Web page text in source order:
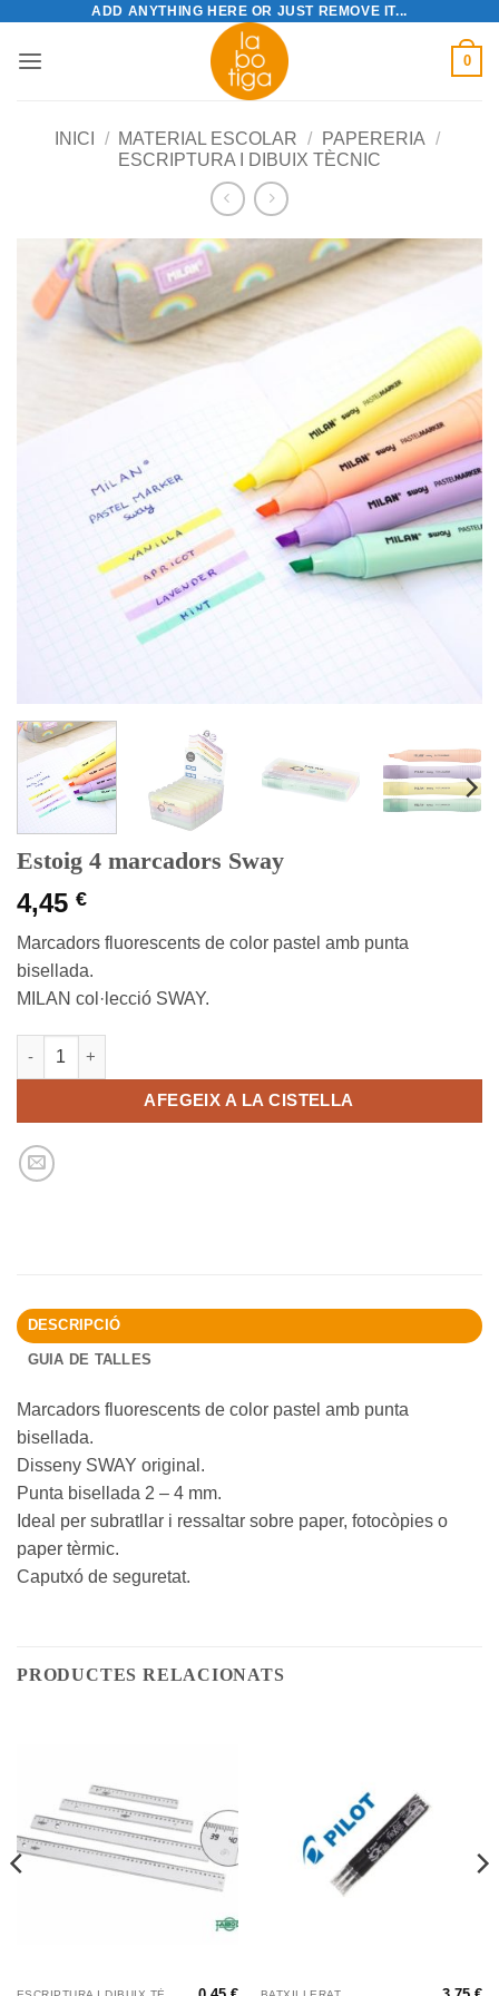
content
ADD ANYTHING HERE OR JUST REMOVE IT...
0
INICI / MATERIAL ESCOLAR / PAPERERIA /
ESCRIPTURA I DIBUIX TÈCNIC
Estoig 4 marcadors Sway
4,45 €
Marcadors fluorescents de color pastel amb punta
bisellada.
MILAN col·lecció SWAY.
quantitat de Estoig 4 marcadors Sway
AFEGEIX A LA CISTELLA
DESCRIPCIÓ
GUIA DE TALLES
Marcadors fluorescents de color pastel amb punta
bisellada.
Disseny SWAY original.
Punta bisellada 2 – 4 mm.
Ideal per subratllar i ressaltar sobre paper, fotocòpies o
paper tèrmic.
Caputxó de seguretat.
PRODUCTES RELACIONATS